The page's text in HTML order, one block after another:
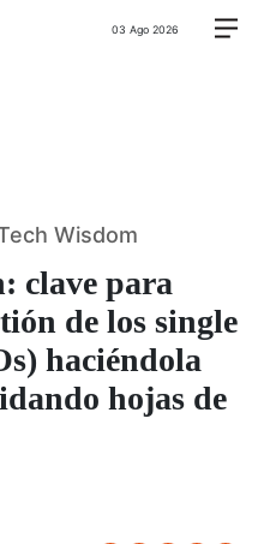
03 Ago 2026
clave para
de los single
haciéndola
hojas de
Wisdom